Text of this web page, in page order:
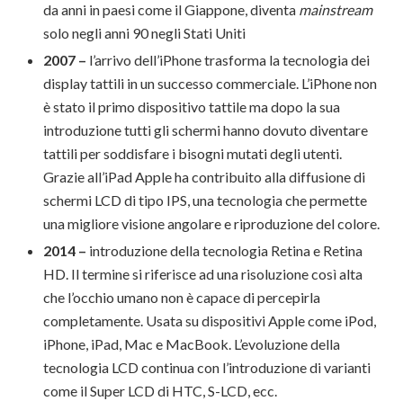
da anni in paesi come il Giappone, diventa mainstream
solo negli anni 90 negli Stati Uniti
2007 – l’arrivo dell’iPhone trasforma la tecnologia dei
display tattili in un successo commerciale. L’iPhone non
è stato il primo dispositivo tattile ma dopo la sua
introduzione tutti gli schermi hanno dovuto diventare
tattili per soddisfare i bisogni mutati degli utenti.
Grazie all’iPad Apple ha contribuito alla diffusione di
schermi LCD di tipo IPS, una tecnologia che permette
una migliore visione angolare e riproduzione del colore.
2014 – introduzione della tecnologia Retina e Retina
HD. Il termine si riferisce ad una risoluzione così alta
che l’occhio umano non è capace di percepirla
completamente. Usata su dispositivi Apple come iPod,
iPhone, iPad, Mac e MacBook. L’evoluzione della
tecnologia LCD continua con l’introduzione di varianti
come il Super LCD di HTC, S-LCD, ecc.